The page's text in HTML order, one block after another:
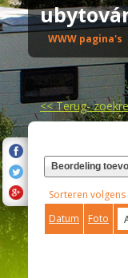
WWW pagina's
<<Terug-
Beordeling
Sorteren volgens
Datum
Foto